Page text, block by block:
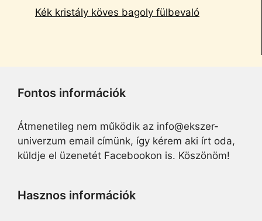
Kék kristály köves bagoly fülbevaló
Fontos információk
Átmenetileg nem működik az info@ekszer-
univerzum email címünk, így kérem aki írt oda,
küldje el üzenetét Facebookon is. Köszönöm!
Hasznos információk